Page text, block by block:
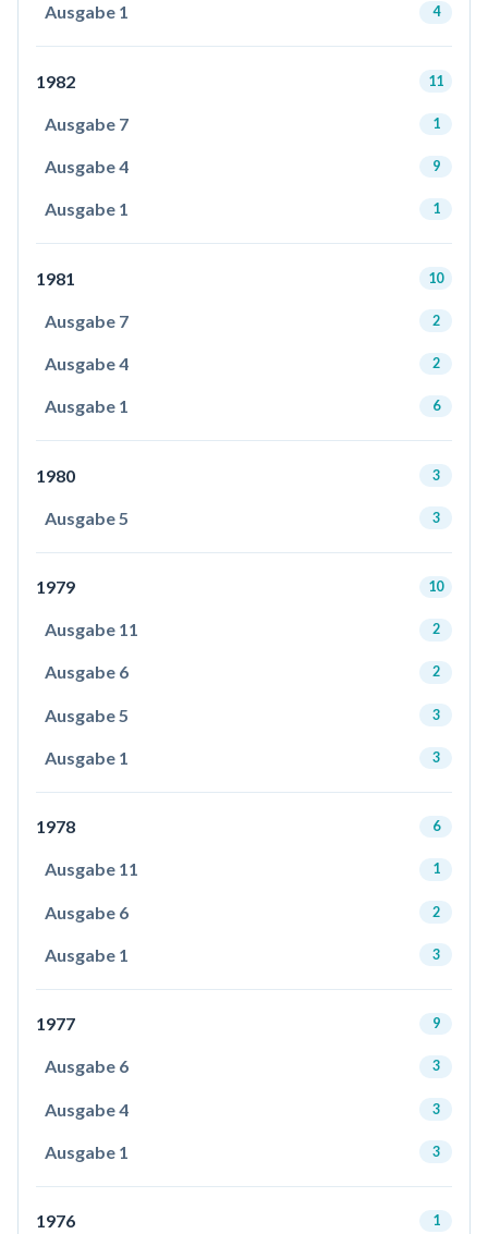
Ausgabe 1 4
1982 11
Ausgabe 7 1
Ausgabe 4 9
Ausgabe 1 1
1981 10
Ausgabe 7 2
Ausgabe 4 2
Ausgabe 1 6
1980 3
Ausgabe 5 3
1979 10
Ausgabe 11 2
Ausgabe 6 2
Ausgabe 5 3
Ausgabe 1 3
1978 6
Ausgabe 11 1
Ausgabe 6 2
Ausgabe 1 3
1977 9
Ausgabe 6 3
Ausgabe 4 3
Ausgabe 1 3
1976 1